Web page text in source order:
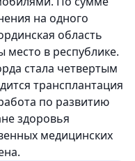
на одного
область
место в республике.
стала четвертым
трансплантация
по развитию
здоровья
медицинских